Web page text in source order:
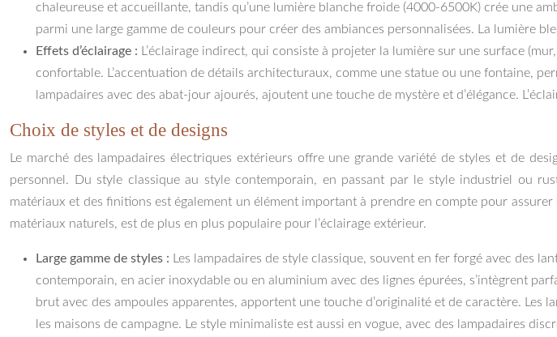
chaleureuse et accueillante, tandis qu’une lumière blanche froide (4000-6500K) crée une
parmi une large gamme de couleurs pour créer des ambiances personnalisées. La lumière
Effets d’éclairage :
L’éclairage indirect, qui consiste à projeter la lumière sur une surface
confortable. L’accentuation de détails architecturaux, comme une statue ou une fontaine,
lampadaires avec des abat-jour ajourés, ajoutent une touche de mystère et d’élégance.
Choix de styles et de designs
Le marché des lampadaires électriques extérieurs offre une grande variété de styles et de
personnel. Du style classique au style contemporain, en passant par le style industriel ou
matériaux et des finitions est également un élément important à prendre en compte pour
matériaux naturels, est de plus en plus populaire pour l’éclairage extérieur.
Large gamme de styles :
Les lampadaires de style classique, souvent en fer forgé avec des
contemporain, en acier inoxydable ou en aluminium avec des lignes épurées, s’intègrent
brut avec des ampoules apparentes, apportent une touche d’originalité et de caractère.
les maisons de campagne. Le style minimaliste est aussi en vogue, avec des lampadaires